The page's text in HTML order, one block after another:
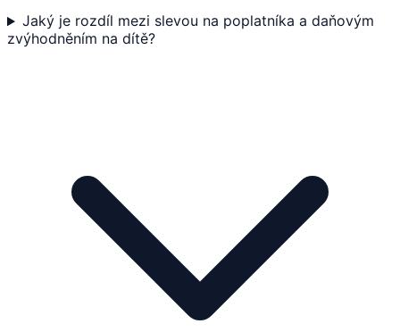
Jaký je rozdíl mezi slevou na poplatníka a daňovým
zvýhodněním na dítě?